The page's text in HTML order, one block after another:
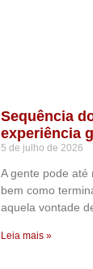
Sequência
experiência
5 de julho de 2026
A gente pode até
bem como
aquela vontade
Leia mais »